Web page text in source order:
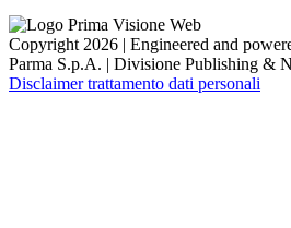
Copyright 2026 | Engineered and
Parma S.p.A. | Divisione Publishing &
Disclaimer trattamento dati personali